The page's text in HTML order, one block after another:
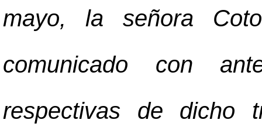
mayo, la señora
comunicado con
respectivas de dicho